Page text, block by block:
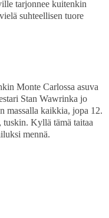
tarjonnee kuitenkin
suhteellisen tuore
Monte Carlossa asuva
Stan Wawrinka jo
massalla kaikkia, jopa 12.
tuskin. Kyllä tämä taitaa
mennä.